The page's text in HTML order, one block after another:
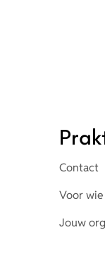
Contact
Voor wie
Jouw